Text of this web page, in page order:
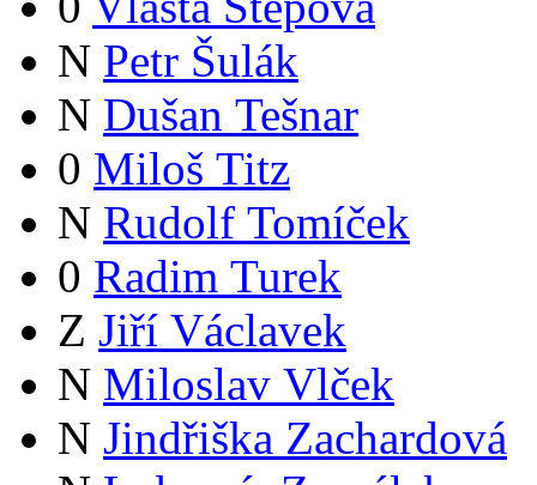
N Petr Šulák
N Dušan Tešnar
0 Miloš Titz
N Rudolf Tomíček
0 Radim Turek
Z Jiří Václavek
N Miloslav Vlček
N Jindřiška Zachardová